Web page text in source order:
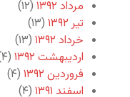
مرداد ۱۳۹۲
(۱۲)
تیر ۱۳۹۲
(۱۳)
خرداد ۱۳۹۲
(۱۳)
اردیبهشت ۱۳۹۲
(۴)
فروردین ۱۳۹۲
(۴)
اسفند ۱۳۹۱
(۴)